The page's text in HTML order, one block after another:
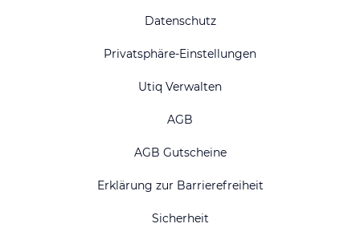
Datenschutz
Privatsphäre-Einstellungen
Utiq Verwalten
AGB
AGB Gutscheine
Erklärung zur Barrierefreiheit
Sicherheit